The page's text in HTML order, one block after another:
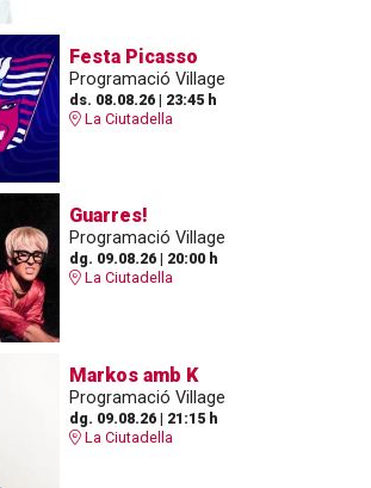
Festa Picasso
Programació Village
ds. 08.08.26| 23:45 h
La Ciutadella
Guarres!
Programació Village
dg. 09.08.26| 20:00 h
La Ciutadella
Markos amb K
Programació Village
dg. 09.08.26| 21:15 h
La Ciutadella